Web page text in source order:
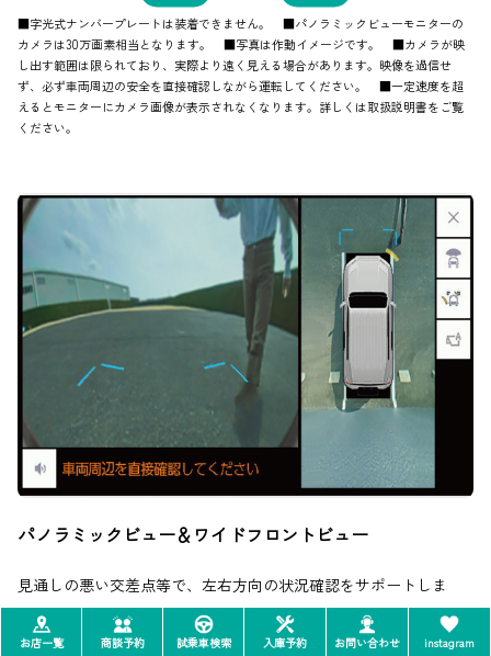
■字光式ナンバープレートは装着できません。 ■パノラミックビューモニターの
カメラは30万画素相当となります。 ■写真は作動イメージです。 ■カメラが映
し出す範囲は限られており、実際より遠く見える場合があります。映像を過信せ
ず、必ず車両周辺の安全を直接確認しながら運転してください。 ■一定速度を超
えるとモニターにカメラ画像が表示されなくなります。詳しくは取扱説明書をご覧
ください。
パノラミックビュー＆ワイドフロントビュー
見通しの悪い交差点等で、左右方向の状況確認をサポートしま
す。
お店一覧 商談予約 試乗車検索 入庫予約 お問い合わせ instagram